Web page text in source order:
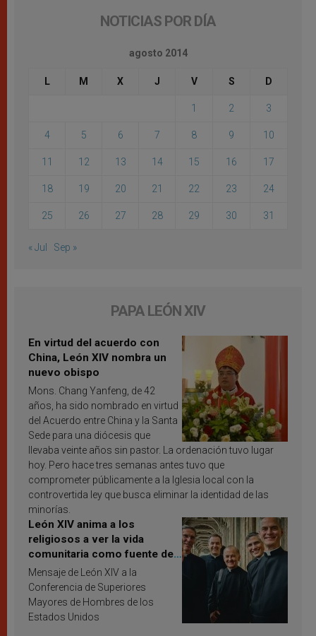
NOTICIAS POR DÍA
agosto 2014
L M X J V S D
1 2 3
4 5 6 7 8 9 10
11 12 13 14 15 16 17
18 19 20 21 22 23 24
25 26 27 28 29 30 31
« Jul Sep »
PAPA LEÓN XIV
En virtud del acuerdo con
China, León XIV nombra un
nuevo obispo
Mons. Chang Yanfeng, de 42
años, ha sido nombrado en virtud
del Acuerdo entre China y la Santa
Sede para una diócesis que
llevaba veinte años sin pastor. La ordenación tuvo lugar
hoy. Pero hace tres semanas antes tuvo que
comprometer públicamente a la Iglesia local con la
controvertida ley que busca eliminar la identidad de las
minorías.
León XIV anima a los
religiosos a ver la vida
comunitaria como fuente de
inspiración y santificación
Mensaje de León XIV a la
Conferencia de Superiores
Mayores de Hombres de los
Estados Unidos